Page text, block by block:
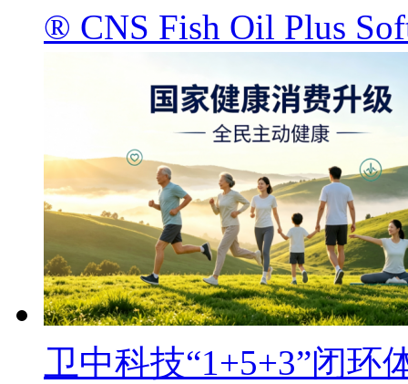
® CNS Fish Oil Plus
卫中科技“1+5+3”闭环